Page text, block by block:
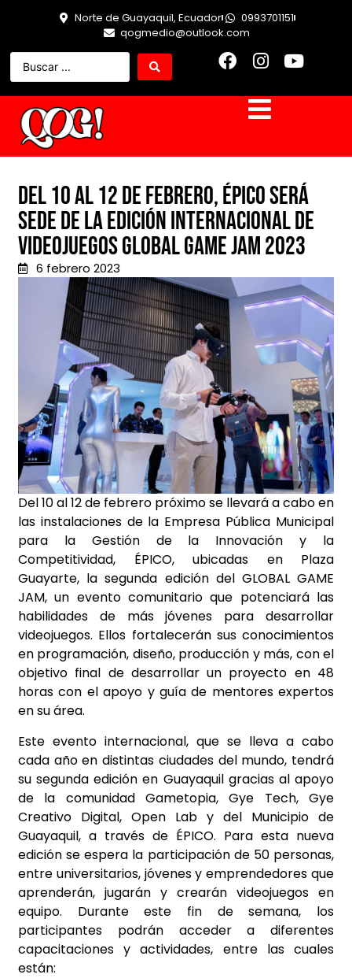
Norte de Guayaquil, Ecuador
0993701151
qogmedio@outlook.com
Del 10 al 12 de febrero, Épico será
sede de la edición Internacional de
Videojuegos Global Game Jam 2023
6 febrero 2023
Del 10 al 12 de febrero próximo se llevará a cabo en
las instalaciones de la Empresa Pública Municipal
para la Gestión de la Innovación y la
Competitividad, ÉPICO, ubicadas en Plaza
Guayarte, la segunda edición del GLOBAL GAME
JAM, un evento comunitario que potenciará las
habilidades de más jóvenes para desarrollar
videojuegos. Ellos fortalecerán sus conocimientos
en programación, diseño, producción y más, con el
objetivo final de desarrollar un proyecto en 48
horas con el apoyo y guía de mentores expertos
en su área.
Este evento internacional, que se lleva a cabo
cada año en distintas ciudades del mundo, tendrá
su segunda edición en Guayaquil gracias al apoyo
de la comunidad Gametopia, Gye Tech, Gye
Creativo Digital, Open Lab y del Municipio de
Guayaquil, a través de ÉPICO. Para esta nueva
edición se espera la participación de 50 personas,
entre universitarios, jóvenes y emprendedores que
aprenderán, jugarán y crearán videojuegos en
equipo. Durante este fin de semana, los
participantes podrán acceder a diferentes
capacitaciones y actividades, entre las cuales
están: